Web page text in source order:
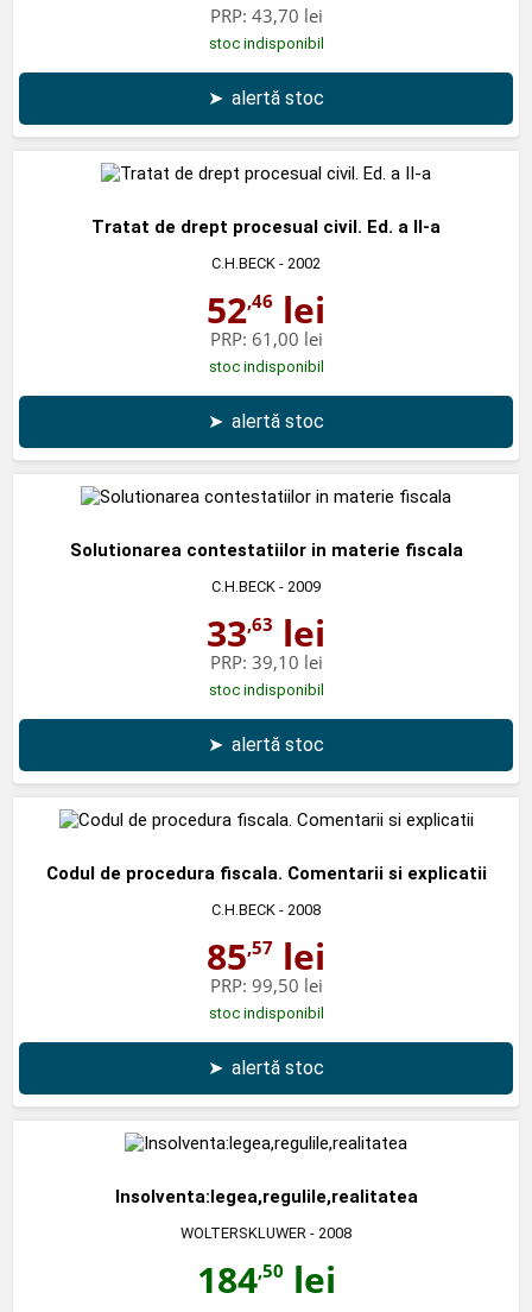
PRP: 43,70 lei
stoc indisponibil
➤ alertă stoc
Tratat de drept procesual civil. Ed. a II-a
C.H.BECK - 2002
52,46 lei
PRP: 61,00 lei
stoc indisponibil
➤ alertă stoc
Solutionarea contestatiilor in materie fiscala
C.H.BECK - 2009
33,63 lei
PRP: 39,10 lei
stoc indisponibil
➤ alertă stoc
Codul de procedura fiscala. Comentarii si explicatii
C.H.BECK - 2008
85,57 lei
PRP: 99,50 lei
stoc indisponibil
➤ alertă stoc
Insolventa:legea,regulile,realitatea
WOLTERSKLUWER - 2008
184,50 lei